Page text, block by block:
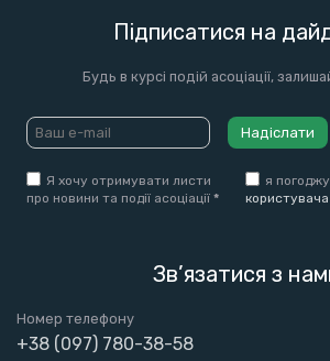
Підписатися на
Будь в курсі подій асоціації,
Надіслати
Я хочу отримувати листи
про новини та події асоціації *
я
користувача
Зв’язатися з
Номер телефону
+38 (097) 780-38-58